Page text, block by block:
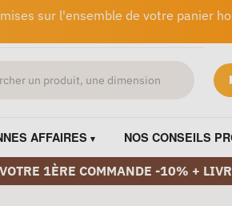
sur l'ensemble de votre panier
AFFAIRES NOS CONSEILS
1ÈRE COMMANDE -10% +